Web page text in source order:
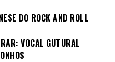
DO ROCK AND ROLL
VOCAL GUTURAL